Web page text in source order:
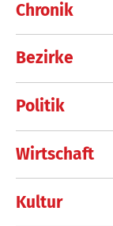
Chronik
Bezirke
Politik
Wirtschaft
Kultur